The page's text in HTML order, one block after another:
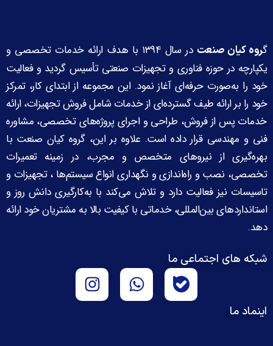
گروه کیان صنعت
در سال ۱۳۹۴ با هدف ارائه خدمات تخصصی و
یکپارچه در حوزه فناوری و تجهیزات صنعتی تأسیس گردید و فعالیت
خود را به‌صورت حرفه‌ای آغاز نمود. این مجموعه از ابتدای کار، تمرکز
خود را بر ارائه طیف گسترده‌ای از خدمات شامل فروش تجهیزات، ارائه
خدمات پس از فروش، طراحی و اجرای پروژه‌های تخصصی، مشاوره
فنی و مهندسی قرار داده است. علاوه بر این، گروه کیان صنعت با
بهره‌گیری از نیروهای متخصص و مجرب، در زمینه تعمیرات
تخصصی، نصب و راه‌اندازی و نگهداری انواع سیستم‌ها ، تجهیزات و
تاسیسات نیز فعالیت دارد و تلاش می‌کند با به‌کارگیری دانش روز و
استانداردهای بین‌المللی، خدماتی با کیفیت بالا به مشتریان خود ارائه
دهد.
شبکه های اجتماعی ما
اینماد ما